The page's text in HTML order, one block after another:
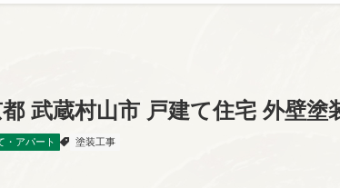
武蔵村山市 戸建て住宅 外壁塗
・アパート 塗装工事